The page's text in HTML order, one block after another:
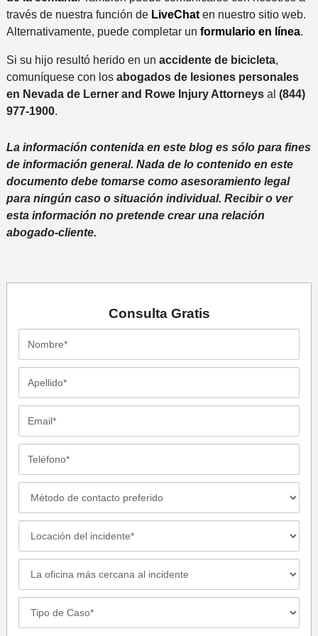
través de nuestra función de LiveChaten nuestro sitio web.
Alternativamente, puede completar un formulario en línea.
Si su hijo resultó herido en un accidente de bicicleta,
comuníquese con los abogados de lesiones personales
en Nevada de Lerner and Rowe Injury Attorneys al (844)
977-1900.
La información contenida en este blog es sólo para fines
de información general. Nada de lo contenido en este
documento debe tomarse como asesoramiento legal
para ningún caso o situación individual. Recibir o ver
esta información no pretende crear una relación
abogado-cliente.
Consulta Gratis
Contacto
Preferido
incidente
más
cercana
Details*